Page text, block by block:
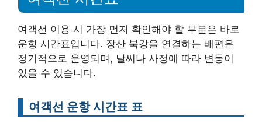
여객선 이용 시 가장 먼저 확인해야 할 부분은 바로
운항 시간표입니다. 장산 북강을 연결하는 배편은
정기적으로 운영되며, 날씨나 사정에 따라 변동이
있을 수 있습니다.
여객선 운항 시간표 표